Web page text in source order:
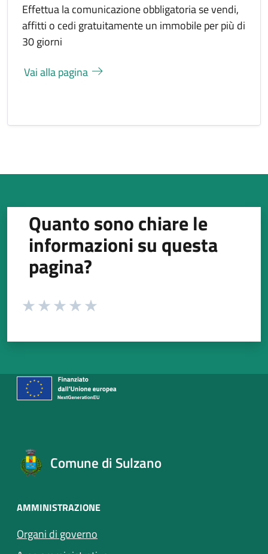
Effettua la comunicazione obbligatoria se vendi,
affitti o cedi gratuitamente un immobile per più di
30 giorni
Vai alla pagina
Quanto sono chiare le
informazioni su questa
pagina?
Valuta da 1 a 5 stelle la pagina
Comune di Sulzano
AMMINISTRAZIONE
Organi di governo